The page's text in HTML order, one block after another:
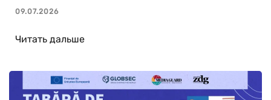
09.07.2026
Читать дальше